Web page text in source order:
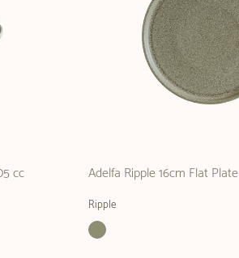
cc Adelfa Ripple 16cm Flat Plate
Ripple